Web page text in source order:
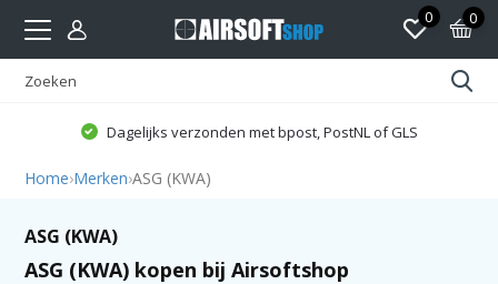
0 0
Dagelijks verzonden met bpost, PostNL of GLS
Home›Merken›ASG (KWA)
ASG (KWA)
ASG (KWA) kopen bij Airsoftshop